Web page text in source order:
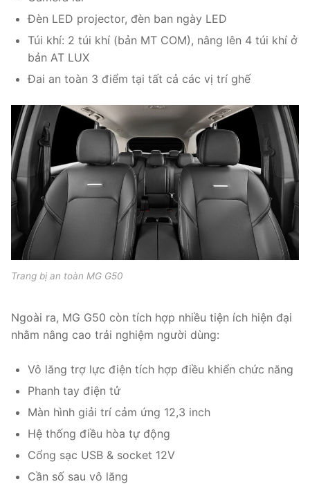
Đèn LED projector, đèn ban ngày LED
Túi khí: 2 túi khí (bản MT COM), nâng lên 4 túi khí ở
bản AT LUX
Đai an toàn 3 điểm tại tất cả các vị trí ghế
Trang bị an toàn MG G50
Ngoài ra, MG G50 còn tích hợp nhiều tiện ích hiện đại
nhằm nâng cao trải nghiệm người dùng:
Vô lăng trợ lực điện tích hợp điều khiển chức năng
Phanh tay điện tử
Màn hình giải trí cảm ứng 12,3 inch
Hệ thống điều hòa tự động
Cổng sạc USB & socket 12V
Cần số sau vô lăng